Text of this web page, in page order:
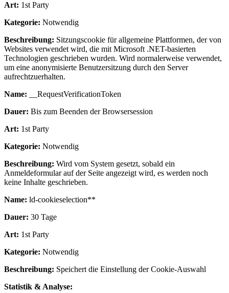
Art: 1st Party
Kategorie: Notwendig
Beschreibung: Sitzungscookie für allgemeine Plattformen, der von
Websites verwendet wird, die mit Microsoft .NET-basierten
Technologien geschrieben wurden. Wird normalerweise verwendet,
um eine anonymisierte Benutzersitzung durch den Server
aufrechtzuerhalten.
Name: __RequestVerificationToken
Dauer: Bis zum Beenden der Browsersession
Art: 1st Party
Kategorie: Notwendig
Beschreibung: Wird vom System gesetzt, sobald ein
Anmeldeformular auf der Seite angezeigt wird, es werden noch
keine Inhalte geschrieben.
Name: ld-cookieselection**
Dauer: 30 Tage
Art: 1st Party
Kategorie: Notwendig
Beschreibung: Speichert die Einstellung der Cookie-Auswahl
Statistik & Analyse: